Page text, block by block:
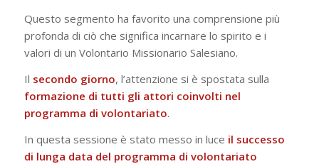
Questo segmento ha favorito una comprensione più
profonda di ciò che significa incarnare lo spirito e i
valori di un Volontario Missionario Salesiano.
Il secondo giorno, l’attenzione si è spostata sulla
formazione di tutti gli attori coinvolti nel
programma di volontariato.
In questa sessione è stato messo in luce il successo
di lunga data del programma di volontariato